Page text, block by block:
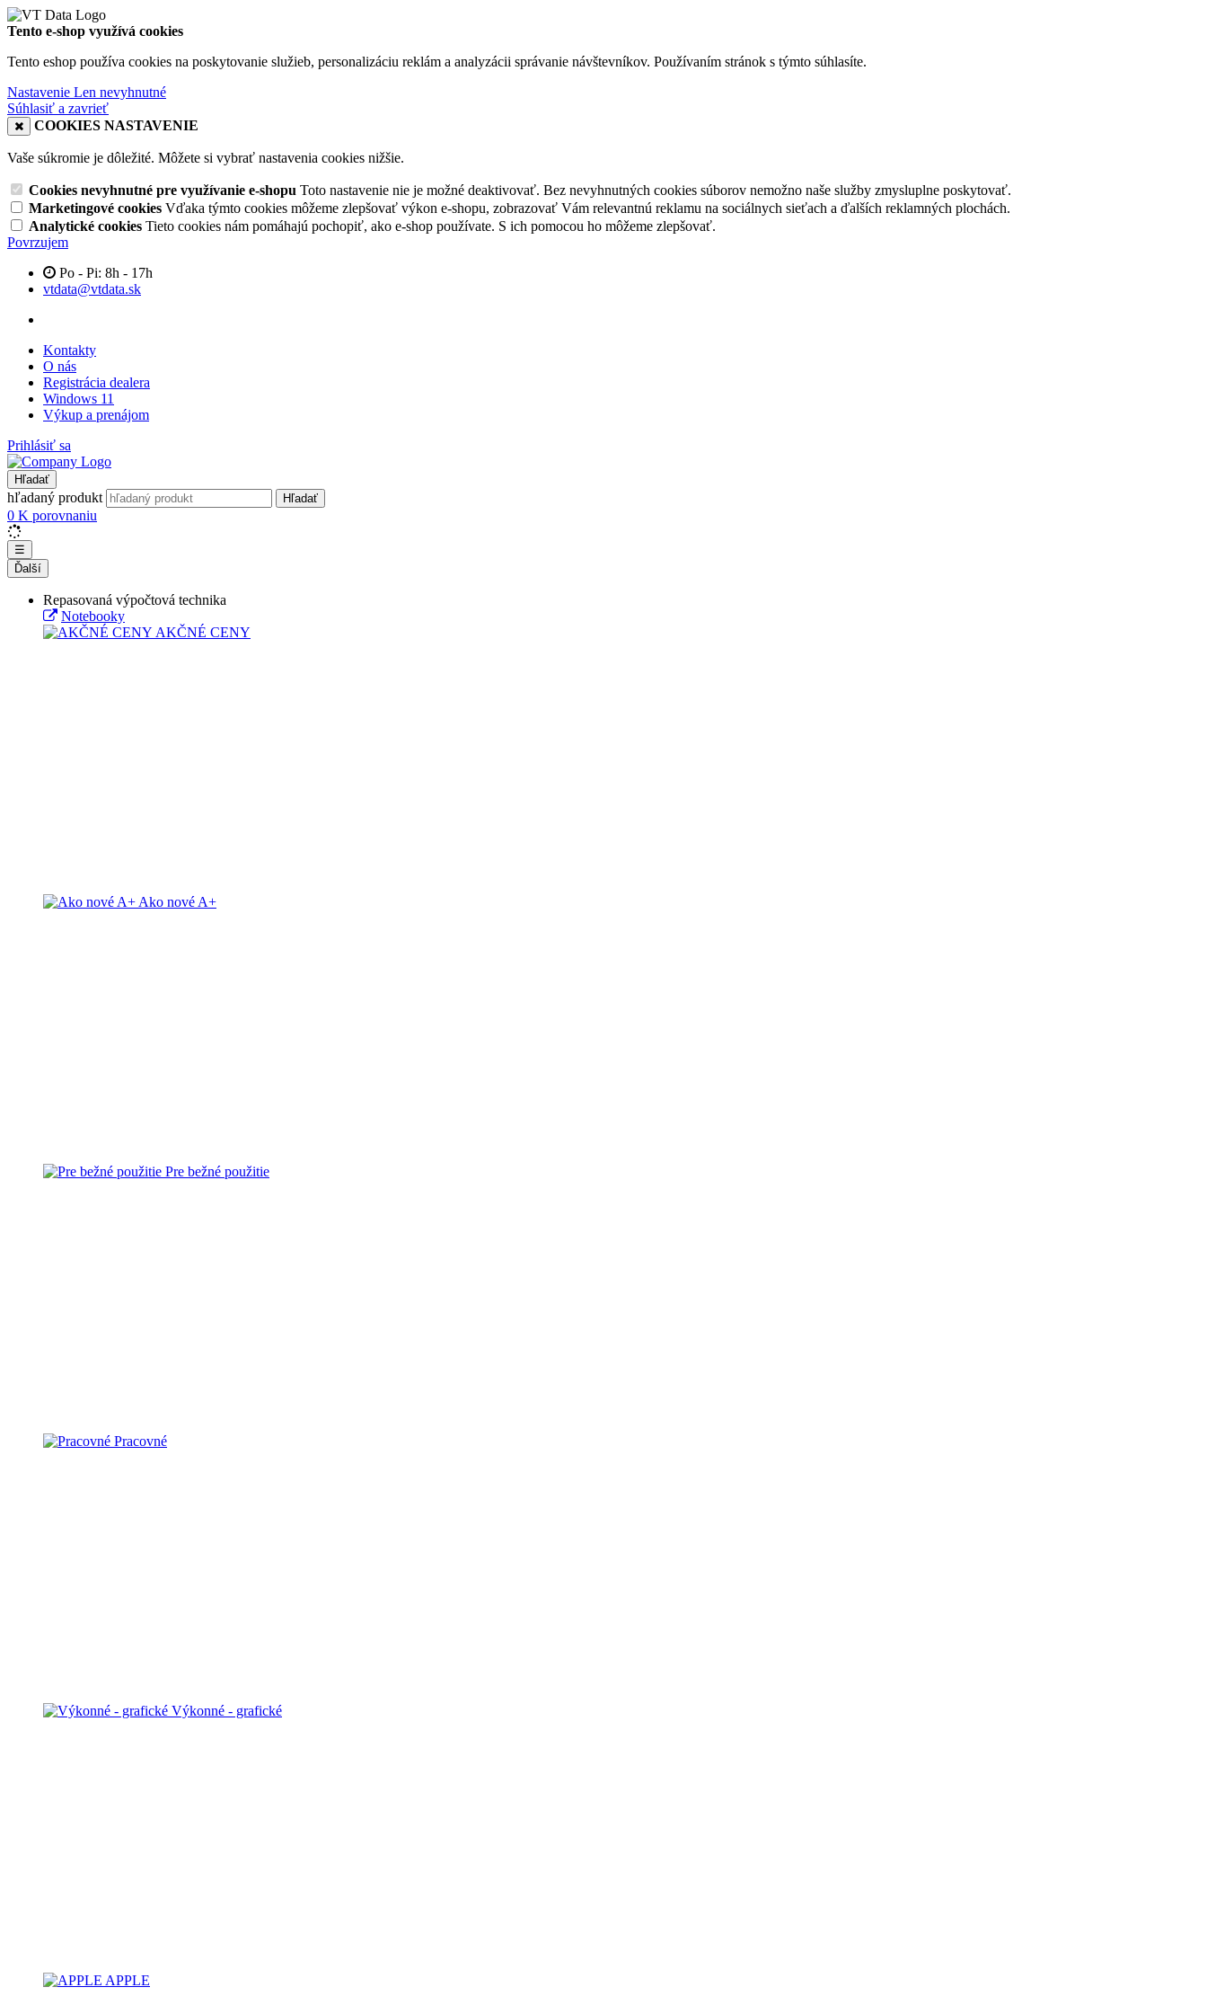
Tento e-shop využívá cookies
Tento eshop používa cookies na poskytovanie služieb, personalizáciu reklám a analyzácii správanie návštevníkov. Používaním stránok s týmto súhlasíte.
Nastavenie Len nevyhnutné
Súhlasiť a zavrieť
COOKIES NASTAVENIE
Vaše súkromie je dôležité. Môžete si vybrať nastavenia cookies nižšie.
Cookies nevyhnutné pre využívanie e-shopu Toto nastavenie nie je možné deaktivovať. Bez nevyhnutných cookies súborov nemožno naše služby zmysluplne poskytovať.
Marketingové cookies Vďaka týmto cookies môžeme zlepšovať výkon e-shopu, zobrazovať Vám relevantnú reklamu na sociálnych sieťach a ďalších reklamných plochách.
Analytické cookies Tieto cookies nám pomáhajú pochopiť, ako e-shop používate. S ich pomocou ho môžeme zlepšovať.
Povrzujem
Po - Pi: 8h - 17h
vtdata@vtdata.sk
Kontakty
O nás
Registrácia dealera
Windows 11
Výkup a prenájom
Prihlásiť sa
Hľadať
hľadaný produkt Hľadať
0 K porovnaniu
☰
Ďalší
Repasovaná výpočtová technika
Notebooky
AKČNÉ CENY
Ako nové A+
Pre bežné použitie
Pracovné
Výkonné - grafické
APPLE